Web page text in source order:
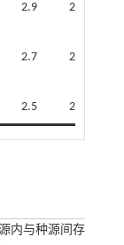
2.9 2.9
2.7 2.6
2.5 2.6
内与种源间存